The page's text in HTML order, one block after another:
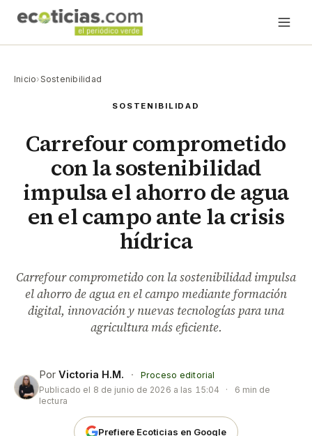
Inicio›Sostenibilidad
SOSTENIBILIDAD
Carrefour comprometido
con la sostenibilidad
impulsa el ahorro de agua
en el campo ante la crisis
hídrica
Carrefour comprometido con la sostenibilidad impulsa
el ahorro de agua en el campo mediante formación
digital, innovación y nuevas tecnologías para una
agricultura más eficiente.
Por Victoria H.M. ·
Proceso editorial
Publicado el 8 de junio de 2026 a las 15:04 ·
6 min de
lectura
Prefiere Ecoticias en Google